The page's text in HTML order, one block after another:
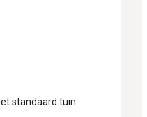
standaard tuin